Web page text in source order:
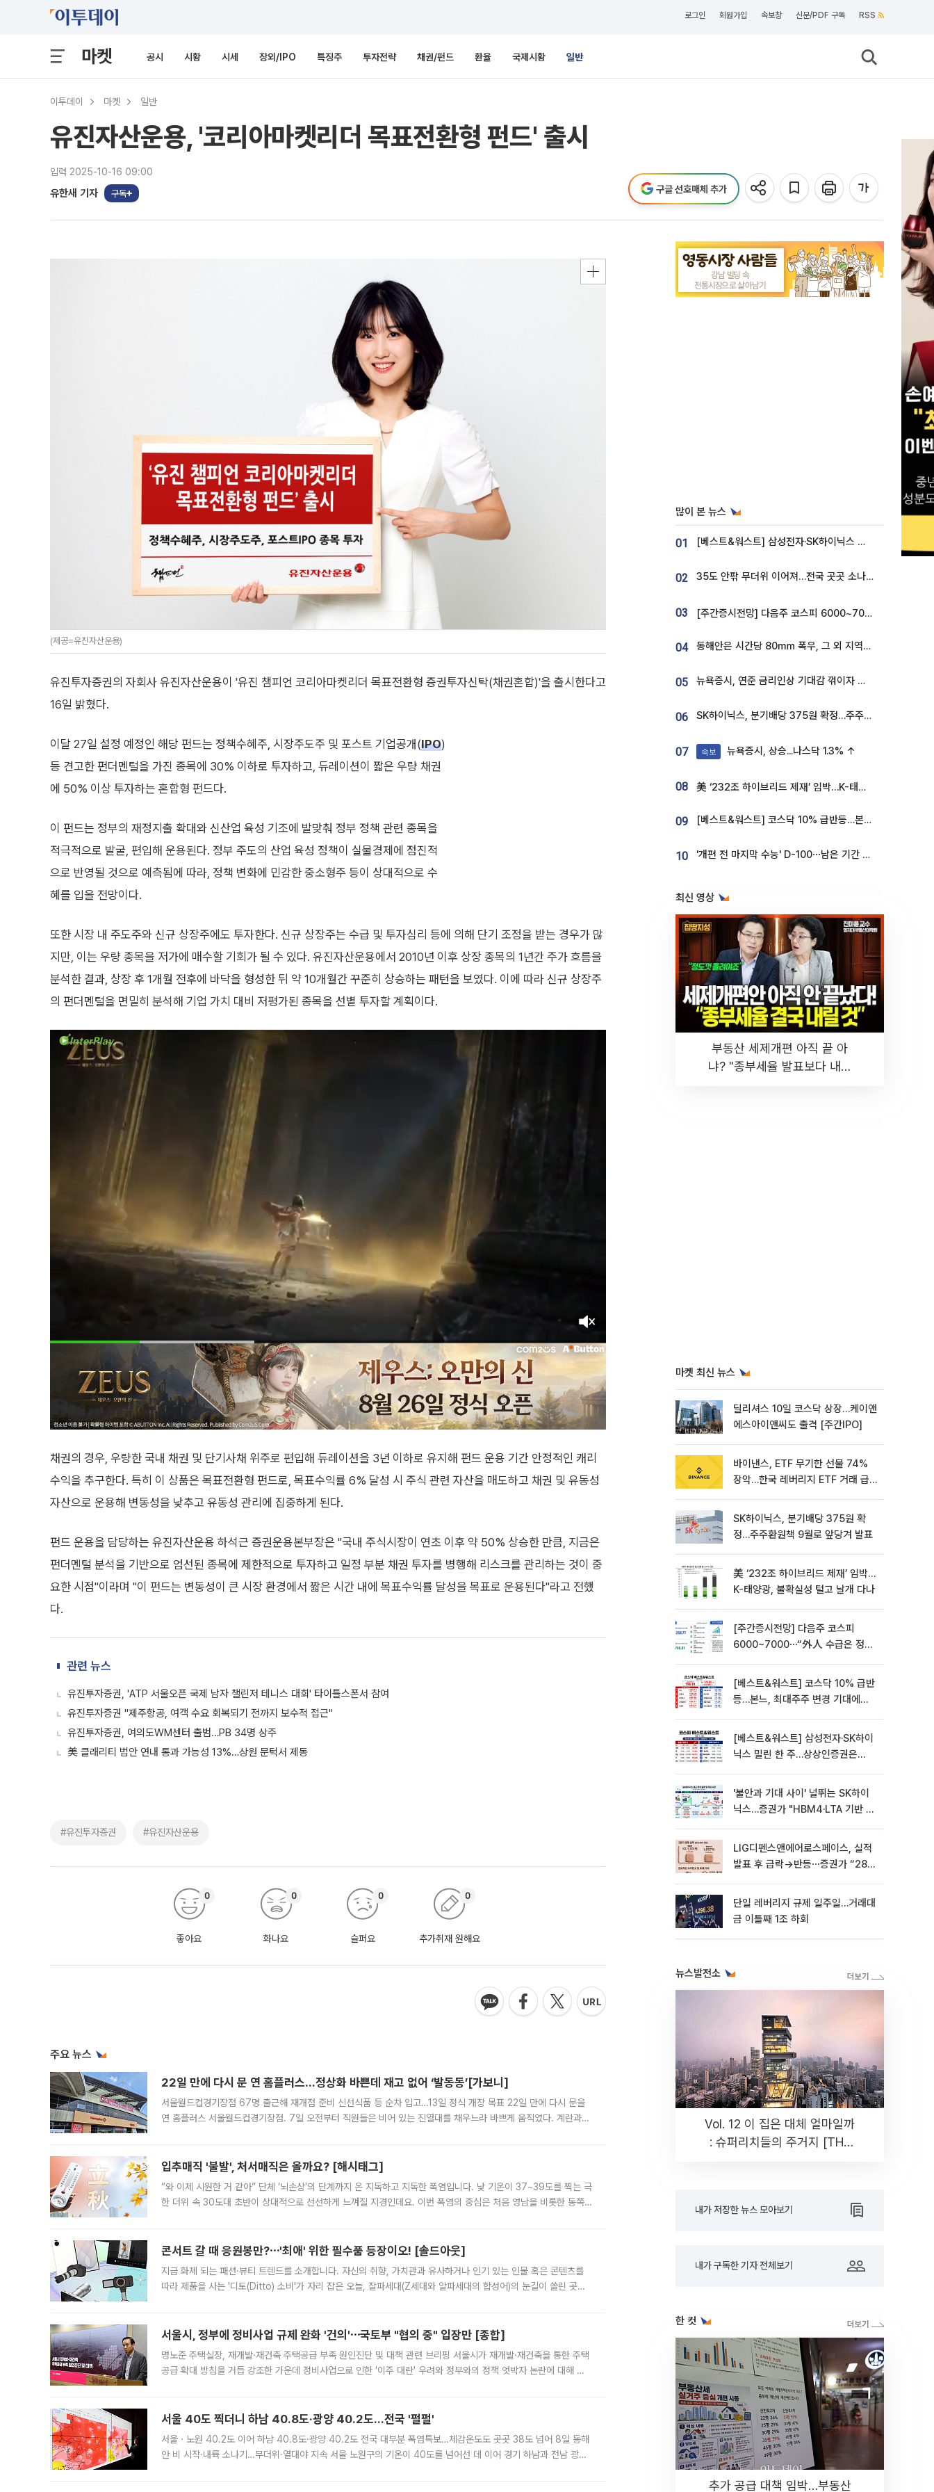
로그인 회원가입 속보창 신문/PDF 구독 RSS
마켓 공시 시황 시세 장외/IPO 특징주 투자전략 채권/펀드 환율 국제시황 일반
이투데이 마켓 일반
유진자산운용, '코리아마켓리더 목표전환형 펀드' 출시
입력 2025-10-16 09:00
유한새 기자 구독 구글 선호매체 추가
(제공=유진자산운용)
유진투자증권의 자회사 유진자산운용이 '유진 챔피언 코리아마켓리더 목표전환형 증권투자신탁(채권혼합)'을 출시한다고
16일 밝혔다.
이달 27일 설정 예정인 해당 펀드는 정책수혜주, 시장주도주 및 포스트 기업공개(IPO)
등 견고한 펀더멘털을 가진 종목에 30% 이하로 투자하고, 듀레이션이 짧은 우량 채권
에 50% 이상 투자하는 혼합형 펀드다.
이 펀드는 정부의 재정지출 확대와 신산업 육성 기조에 발맞춰 정부 정책 관련 종목을
적극적으로 발굴, 편입해 운용된다. 정부 주도의 산업 육성 정책이 실물경제에 점진적
으로 반영될 것으로 예측됨에 따라, 정책 변화에 민감한 중소형주 등이 상대적으로 수
혜를 입을 전망이다.
또한 시장 내 주도주와 신규 상장주에도 투자한다. 신규 상장주는 수급 및 투자심리 등에 의해 단기 조정을 받는 경우가 많
지만, 이는 우량 종목을 저가에 매수할 기회가 될 수 있다. 유진자산운용에서 2010년 이후 상장 종목의 1년간 주가 흐름을
분석한 결과, 상장 후 1개월 전후에 바닥을 형성한 뒤 약 10개월간 꾸준히 상승하는 패턴을 보였다. 이에 따라 신규 상장주
의 펀더멘털을 면밀히 분석해 기업 가치 대비 저평가된 종목을 선별 투자할 계획이다.
채권의 경우, 우량한 국내 채권 및 단기사채 위주로 편입해 듀레이션을 3년 이하로 유지해 펀드 운용 기간 안정적인 캐리
수익을 추구한다. 특히 이 상품은 목표전환형 펀드로, 목표수익률 6% 달성 시 주식 관련 자산을 매도하고 채권 및 유동성
자산으로 운용해 변동성을 낮추고 유동성 관리에 집중하게 된다.
펀드 운용을 담당하는 유진자산운용 하석근 증권운용본부장은 "국내 주식시장이 연초 이후 약 50% 상승한 만큼, 지금은
펀더멘털 분석을 기반으로 엄선된 종목에 제한적으로 투자하고 일정 부분 채권 투자를 병행해 리스크를 관리하는 것이 중
요한 시점"이라며 "이 펀드는 변동성이 큰 시장 환경에서 짧은 시간 내에 목표수익률 달성을 목표로 운용된다"라고 전했
다.
관련 뉴스
유진투자증권, 'ATP 서울오픈 국제 남자 챌린저 테니스 대회' 타이틀스폰서 참여
유진투자증권 "제주항공, 여객 수요 회복되기 전까지 보수적 접근"
유진투자증권, 여의도WM센터 출범…PB 34명 상주
美 클래리티 법안 연내 통과 가능성 13%…상원 문턱서 제동
#유진투자증권 #유진자산운용
좋아요
0
화나요
0
슬퍼요
0
추가취재 원해요
0
주요 뉴스
22일 만에 다시 문 연 홈플러스…정상화 바쁜데 재고 없어 ‘발동동’[가보니]
서울월드컵경기장점 67명 출근해 재개점 준비 신선식품 등 순차 입고…13일 정식 개장 목표 22일 만에 다시 문을
연 홈플러스 서울월드컵경기장점. 7일 오전부터 직원들은 비어 있는 진열대를 채우느라 바쁘게 움직였다. 계란과
입추매직 '불발', 처서매직은 올까요? [해시태그]
“와 이제 시원한 거 같아” 단체 ‘뇌손상’의 단계까지 온 지독하고 지독한 폭염입니다. 낮 기온이 37~39도를 찍는 극
한 더위 속 30도대 초반이 상대적으로 선선하게 느껴질 지경인데요. 이번 폭염의 중심은 처음 영남을 비롯한 동쪽
콘서트 갈 때 응원봉만?⋯'최애' 위한 필수품 등장이오! [솔드아웃]
지금 화제 되는 패션·뷰티 트렌드를 소개합니다. 자신의 취향, 가치관과 유사하거나 인기 있는 인물 혹은 콘텐츠를
따라 제품을 사는 '디토(Ditto) 소비'가 자리 잡은 오늘, 잘파세대(Z세대와 알파세대의 합성어)의 눈길이 쏠린 곳은
서울시, 정부에 정비사업 규제 완화 '건의'⋯국토부 "협의 중" 입장만 [종합]
명노준 주택실장, 재개발·재건축 주택공급 부족 원인진단 및 대책 관련 브리핑 서울시가 재개발·재건축을 통한 주택
공급 확대 방침을 거듭 강조한 가운데 정비사업으로 인한 '이주 대란' 우려와 정부와의 정책 엇박자 논란에 대해 정
서울 40도 찍더니 하남 40.8도·광양 40.2도…전국 '펄펄'
서울ㆍ노원 40.2도 이어 하남 40.8도·광양 40.2도 전국 대부분 폭염특보…체감온도도 곳곳 38도 넘어 8일 동해
안 비 시작·내륙 소나기…무더위·열대야 지속 서울 노원구의 기온이 40도를 넘어선 데 이어 경기 하남과 전남 광양
많이 본 뉴스
01 [베스트&워스트] 삼성전자·SK하이닉스 밀린 한 주…상상인증권은 85% 급등
02 35도 안팎 무더위 이어져…전국 곳곳 소나기 [오늘 날씨]
03 [주간증시전망] 다음주 코스피 6000~7000⋯“外人 수급은 정책이 변수”
04 동해안은 시간당 80㎜ 폭우, 그 외 지역은 폭염…‘극과 극 날씨’
05 뉴욕증시, 연준 금리인상 기대감 꺾이자 상승...S&P500 사상 최고치 [종합]
06 SK하이닉스, 분기배당 375원 확정…주주환원책 9월로 앞당겨 발표
07 속보 뉴욕증시, 상승...나스닥 1.3% ↑
08 美 ‘232조 하이브리드 제재’ 임박…K-태양광, 불확실성 털고 날개 다나
09 [베스트&워스트] 코스닥 10% 급반등…본느, 최대주주 변경 기대에 270% 폭등
10 '개편 전 마지막 수능' D-100⋯남은 기간 성적 올릴 전략은
최신 영상
부동산 세제개편 아직 끝 아
냐? "종부세율 발표보다 내릴
마켓 최신 뉴스
딜리셔스 10일 코스닥 상장…케이앤
에스아이앤씨도 출격 [주간IPO]
바이낸스, ETF 무기한 선물 74%
장악…한국 레버리지 ETF 거래 급
SK하이닉스, 분기배당 375원 확
정…주주환원책 9월로 앞당겨 발표
美 ‘232조 하이브리드 제재’ 임박…
K-태양광, 불확실성 털고 날개 다나
[주간증시전망] 다음주 코스피
6000~7000⋯“外人 수급은 정책
[베스트&워스트] 코스닥 10% 급반
등…본느, 최대주주 변경 기대에
[베스트&워스트] 삼성전자·SK하이
닉스 밀린 한 주…상상인증권은
'불안과 기대 사이' 널뛰는 SK하이
닉스…증권가 "HBM4·LTA 기반 펀
LIG디펜스앤에어로스페이스, 실적
발표 후 급락→반등⋯증권가 “28년
단일 레버리지 규제 일주일…거래대
금 이틀째 1조 하회
뉴스발전소
Vol. 12 이 집은 대체 얼마일까
: 슈퍼리치들의 주거지 [THE
내가 저장한 뉴스 모아보기
내가 구독한 기자 전체보기
한 컷
추가 공급 대책 임박…부동산